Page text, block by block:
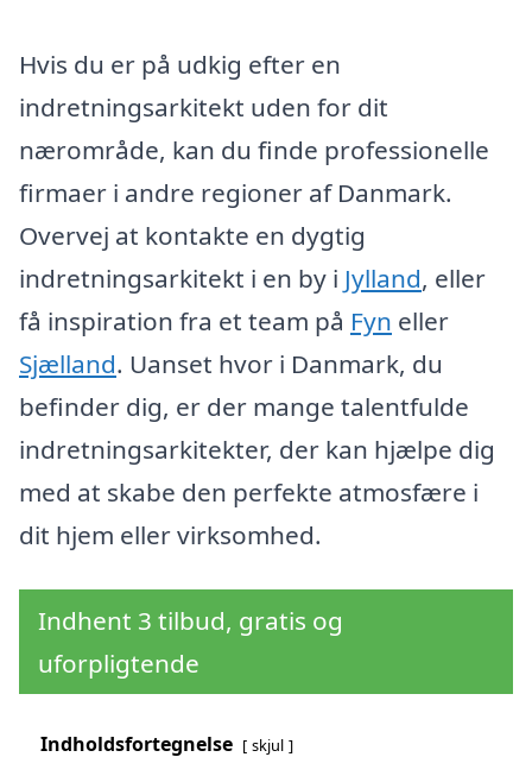
Hvis du er på udkig efter en
indretningsarkitekt uden for dit
nærområde, kan du finde professionelle
firmaer i andre regioner af Danmark.
Overvej at kontakte en dygtig
indretningsarkitekt i en by i Jylland, eller
få inspiration fra et team på Fyn eller
Sjælland. Uanset hvor i Danmark, du
befinder dig, er der mange talentfulde
indretningsarkitekter, der kan hjælpe dig
med at skabe den perfekte atmosfære i
dit hjem eller virksomhed.
Indhent 3 tilbud, gratis og
uforpligtende
Indholdsfortegnelse skjul